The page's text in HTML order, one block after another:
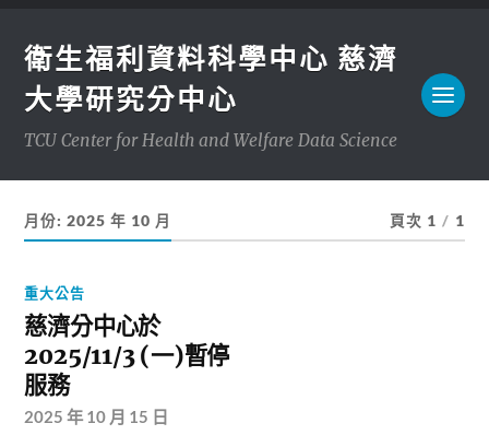
衛生福利資料科學中心 慈濟
大學研究分中心
TCU Center for Health and Welfare Data Science
月份:2025 年 10 月 頁次 1 / 1
重大公告
慈濟分中心於
2025/11/3 (一)暫停
服務
2025 年 10 月 15 日